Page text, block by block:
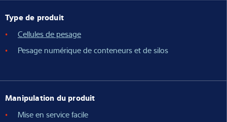
Type de produit
Cellules de pesage
Pesage numérique de conteneurs et de silos
Manipulation du produit
Mise en service facile